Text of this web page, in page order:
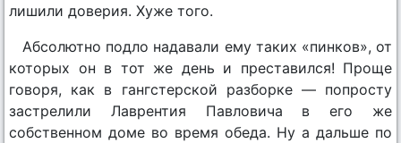
лишили доверия. Хуже того.
Абсолютно подло надавали ему таких «пинков», от
которых он в тот же день и преставился! Проще
говоря, как в гангстерской разборке — попросту
застрелили Лаврентия Павловича в его же
собственном доме во время обеда. Ну а дальше по